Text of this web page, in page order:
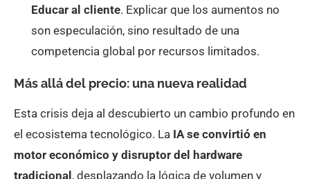
Educar al cliente. Explicar que los aumentos no
son especulación, sino resultado de una
competencia global por recursos limitados.
Más allá del precio: una nueva realidad
Esta crisis deja al descubierto un cambio profundo en
el ecosistema tecnológico. La IA se convirtió en
motor económico y disruptor del hardware
tradicional, desplazando la lógica de volumen y